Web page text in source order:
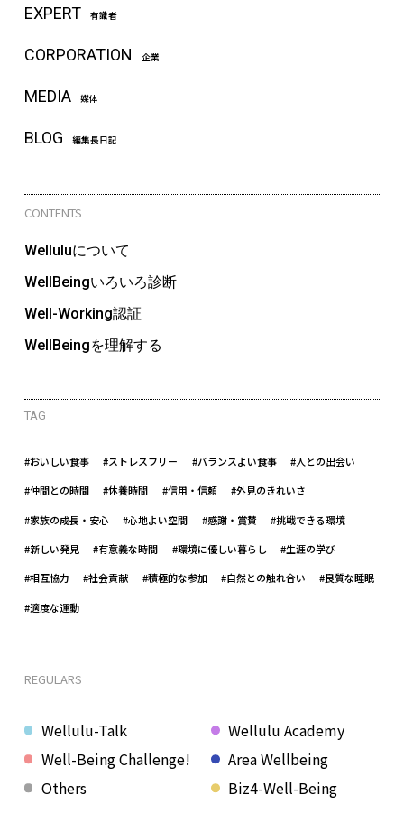
EXPERT 有識者
CORPORATION 企業
MEDIA 媒体
BLOG 編集長日記
CONTENTS
Welluluについて
WellBeingいろいろ診断
Well-Working認証
WellBeingを理解する
TAG
#おいしい食事 #ストレスフリー #バランスよい食事 #人との出会い
#仲間との時間 #休養時間 #信用・信頼 #外見のきれいさ
#家族の成長・安心 #心地よい空間 #感謝・賞賛 #挑戦できる環境
#新しい発見 #有意義な時間 #環境に優しい暮らし #生涯の学び
#相互協力 #社会貢献 #積極的な参加 #自然との触れ合い #良質な睡眠
#適度な運動
REGULARS
Wellulu-Talk
Well-Being Challenge!
Biz4-Well-Being
Wellulu Academy
Area Wellbeing
Others